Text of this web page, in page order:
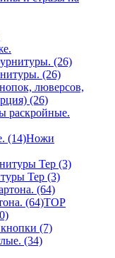
(26)
люверсов,
(26)
раскройные.
Ножи
Tep (3)
(64)TOP
(7)
(34)